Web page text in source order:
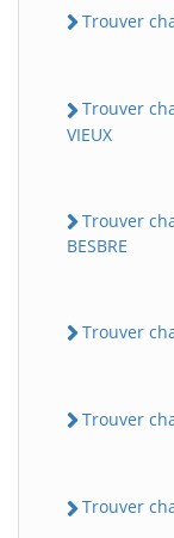
Trouver
Trouver
VIEUX
Trouver
BESBRE
Trouver
Trouver
Trouver